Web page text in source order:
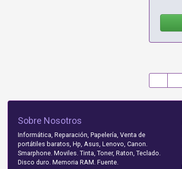
Sobre Nosotros
Informática, Reparación, Papelería, Venta de
portátiles baratos, Hp, Asus, Lenovo, Canon.
Smarphone. Moviles. Tinta, Toner, Raton, Teclado.
Disco duro. Memoria RAM. Fuente.